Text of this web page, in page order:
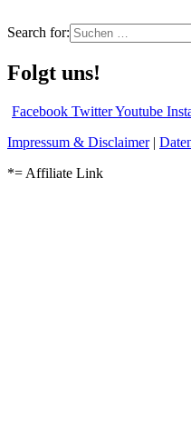
Search for:
Folgt uns!
Facebook TwitterYoutube
Impressum & Disclaimer|
*= Affiliate Link